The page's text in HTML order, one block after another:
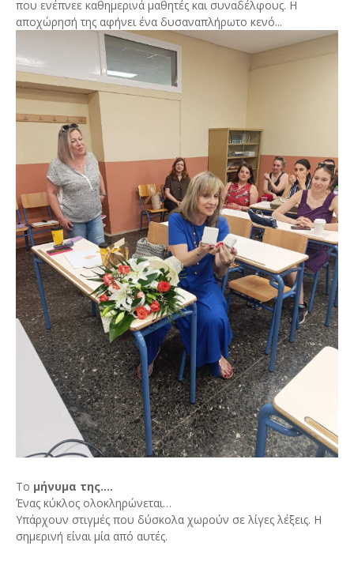
που ενέπνεε καθημερινά μαθητές και συναδέλφους. Η
αποχώρησή της αφήνει ένα δυσαναπλήρωτο κενό...
Το μήνυμα της....
Ένας κύκλος ολοκληρώνεται…
Υπάρχουν στιγμές που δύσκολα χωρούν σε λίγες λέξεις. Η
σημερινή είναι μία από αυτές.